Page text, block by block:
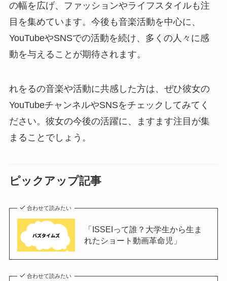
の幅を広げ、ファッションやライフスタイルも注
目を集めています。今後も音楽活動を中心に、
YouTubeやSNSでの活動を続け、多くの人々に感
動を与えることが期待されます。
れをるの音楽や活動に共感した方は、ぜひ彼女の
YouTubeチャンネルやSNSをチェックしてみてく
ださい。彼女の今後の活躍に、ますます注目が集
まることでしょう。
ピックアップ記事
合わせて読みたい
「ISSEIって誰？大学生から生ま
れたショート動画革命児」
合わせて読みたい